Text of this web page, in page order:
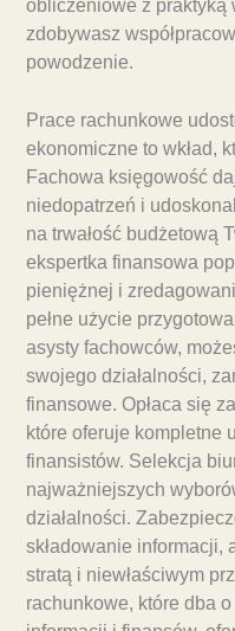
obliczeniowe z praktyką
zdobywasz
powodzenie.
Prace rachunkowe
ekonomiczne to wkład,
Fachowa księgowość
niedopatrzeń i
na trwałość budżetową
ekspertka finansowa
pieniężnej i
pełne użycie
asysty fachowców,
swojego działalności,
finansowe. Opłaca się
które oferuje kompletne
finansistów. Selekcja
najważniejszych
działalności.
składowanie informacji,
stratą i niewłaściwym
rachunkowe, które dba